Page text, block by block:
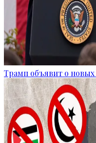
Трамп объявит о